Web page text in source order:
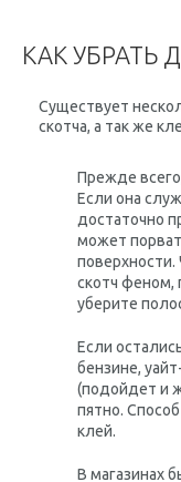
КАК УБРАТЬ
Существует
скотча, а так же
Прежде
Если она
достаточно
может
поверхности.
скотч феном,
уберите
Если
бензине,
(подойдет и
пятно.
клей.
В магазинах